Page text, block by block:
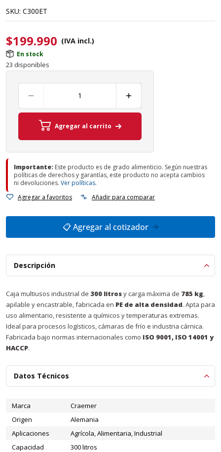
SKU: C300ET
$199.990 (IVA incl.)
En stock
23 disponibles
Agregar al carrito
Importante: Este producto es de grado alimenticio. Según nuestras
políticas de derechos y garantías, este producto no acepta cambios
ni devoluciones. Ver políticas.
Agregar a favoritos
Añadir para comparar
📋 Agregar al cotizador
Descripción
Caja multiusos industrial de 300 litrosy carga máxima de 785 kg,
apilable y encastrable, fabricada en PE de alta densidad. Apta para
uso alimentario, resistente a químicos y temperaturas extremas.
Ideal para procesos logísticos, cámaras de frío e industria cárnica.
Fabricada bajo normas internacionales como ISO 9001, ISO 14001 y
HACCP.
Datos Técnicos
Marca
Craemer
Origen
Alemania
Aplicaciones
Agrícola, Alimentaria, Industrial
Capacidad
300 litros